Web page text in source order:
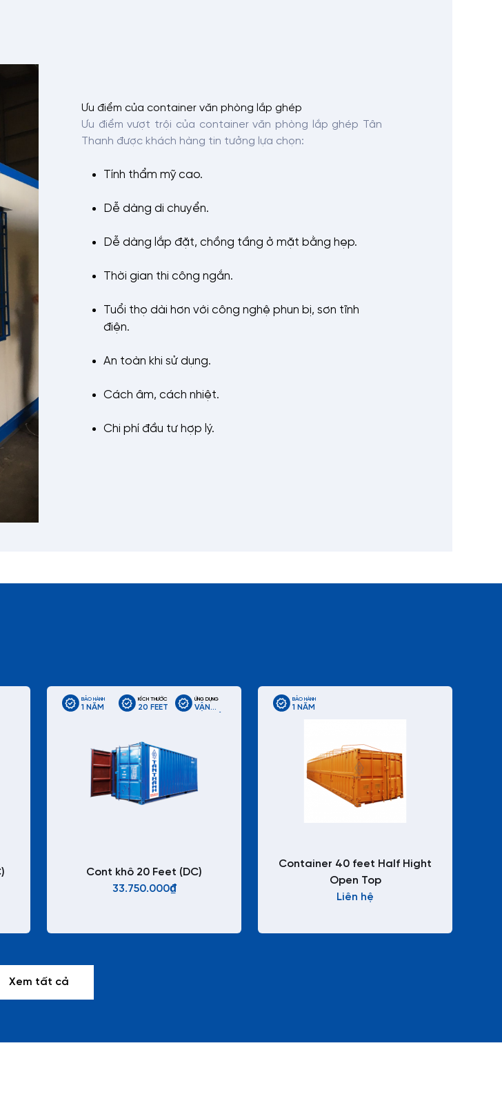
Ưu điểm của container văn phòng lắp ghép
Ưu điểm vượt trội của container văn phòng lắp ghép Tân
Thanh được khách hàng tin tưởng lựa chọn:
Tính thẩm mỹ cao.
Dễ dàng di chuyển.
Dễ dàng lắp đặt, chồng tầng ở mặt bằng hẹp.
Thời gian thi công ngắn.
Tuổi thọ dài hơn với công nghệ phun bị, sơn tĩnh
điện.
An toàn khi sử dụng.
Cách âm, cách nhiệt.
Chi phí đầu tư hợp lý.
BẢO HÀNH
1 NĂM
KÍCH THƯỚC
20 FEET
ỨNG DỤNG
VẬN
Cont khô 20 Feet (DC)
33.750.000₫
BẢO HÀNH
1 NĂM
Container 40 feet Half Hight
Open Top
Liên hệ
Xem tất cả